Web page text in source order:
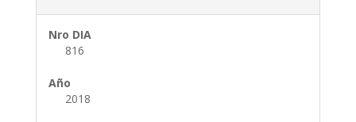
Nro DIA
816
Año
2018